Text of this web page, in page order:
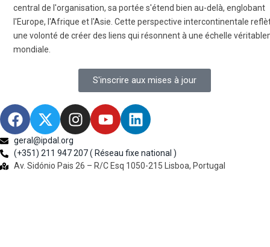
central de l'organisation, sa portée s'étend bien au-delà, englobant
l'Europe, l'Afrique et l'Asie. Cette perspective intercontinentale
une volonté de créer des liens qui résonnent à une échelle
mondiale.
S'inscrire aux mises à jour
geral@ipdal.org
(+351) 211 947 207 ( Réseau fixe national )
Av. Sidónio Pais 26 – R/C Esq 1050-215 Lisboa, Portugal